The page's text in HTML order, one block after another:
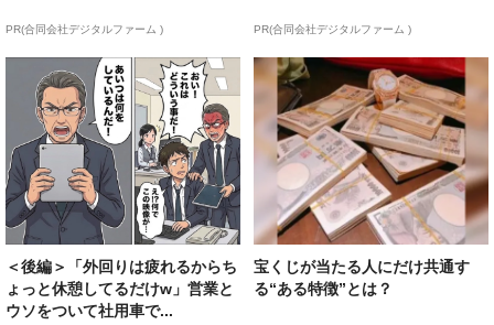
PR(合同会社デジタルファーム ) PR(合同会社デジタルファーム )
＜後編＞「外回りは疲れるからち
ょっと休憩してるだけw」営業と
ウソをついて社用車で...
宝くじが当たる人にだけ共通す
る“ある特徴”とは？